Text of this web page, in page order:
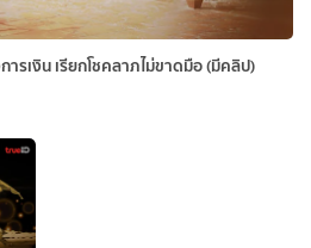
รเงิน เรียกโชคลาภไม่ขาดมือ (มีคลิป)